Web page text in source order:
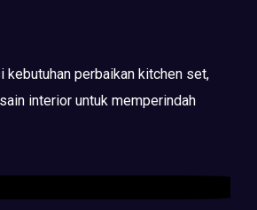
kebutuhan perbaikan kitchen set,
interior untuk memperindah